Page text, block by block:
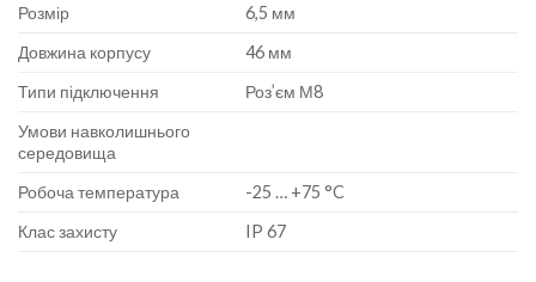
Розмір
6,5 мм
Довжина корпусу
46 мм
Типи підключення
Роз’єм М8
Умови навколишнього
середовища
Робоча температура
-25 … +75 °C
Клас захисту
IP 67